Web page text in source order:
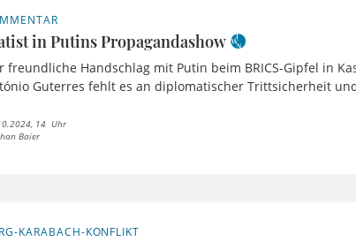
in Putins Propagandashow
freundliche Handschlag mit Putin beim BRICS-Gipfel in
Guterres fehlt es an diplomatischer Trittsicherheit
14 Uhr
Baier
KARABACH-KONFLIKT